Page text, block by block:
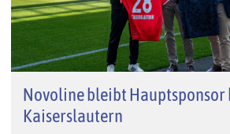
Novoline bleibt Hauptsponsor
Kaiserslautern